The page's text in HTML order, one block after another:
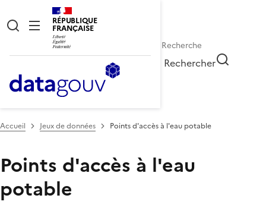
RÉPUBLIQUE
FRANÇAISE
Rechercher
Accueil Jeux de données Points d'accès à l'eau potable
Points d'accès à l'eau
potable